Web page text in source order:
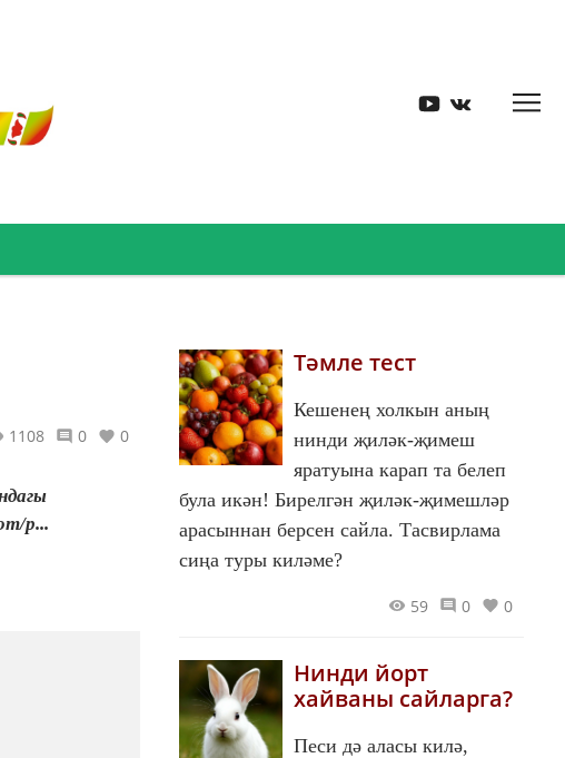
1108 0 0
p...
Тәмле тест
Кешенең холкын аның
нинди җиләк-җимеш
яратуына карап та белеп
була икән! Бирелгән җиләк-җимешләр
арасыннан берсен сайла. Тасвирлама
сиңа туры киләме?
59 0 0
Нинди йорт
хайваны сайларга?
Песи дә аласы килә,